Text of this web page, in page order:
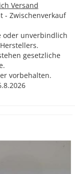
Versand
- Zwischenverkauf
oder unverbindlich
gesetzliche
vorbehalten.